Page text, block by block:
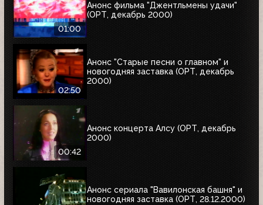
01:00
Анонс фильма "Джентльмены удачи"
(ОРТ, декабрь 2000)
02:50
Анонс "Старые песни о главном" и
новогодняя заставка (ОРТ, декабрь
2000)
00:42
Анонс концерта Алсу (ОРТ, декабрь
2000)
Анонс сериала "Вавилонская башня" и
новогодняя заставка (ОРТ, 28.12.2000)